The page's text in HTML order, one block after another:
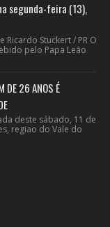
segunda-feira (13),
Ricardo Stuckert / PR O
pelo Papa Leão
DE 26 ANOS É
deste sábado, 11 de
regiao do Vale do